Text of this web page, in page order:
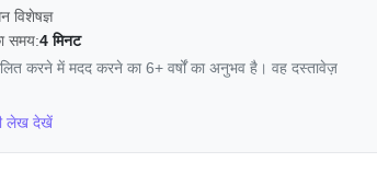
विशेषज्ञ
समय:4 मिनट
करने में मदद करने का 6+ वर्षों का अनुभव है। वह दस्तावेज़
लेख देखें